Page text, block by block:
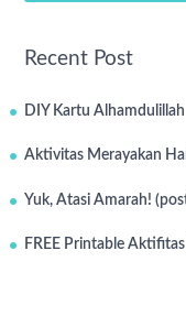
Recent Post
DIY Kartu Alhamdulillah
Aktivitas Merayakan
Yuk, Atasi Amarah!
FREE Printable